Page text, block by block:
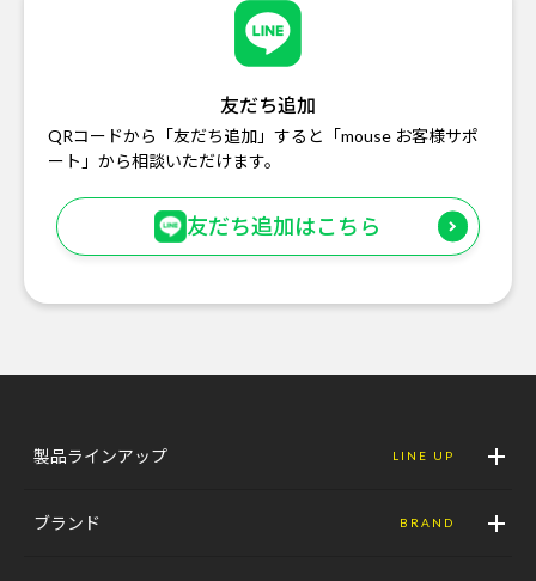
友だち追加
QRコードから「友だち追加」すると「mouse お客様サポ
ート」から相談いただけます。
友だち追加はこちら
製品ラインアップ LINE UP
ブランド BRAND